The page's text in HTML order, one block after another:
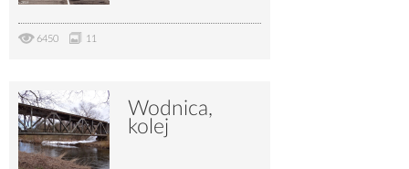
6450 11
Wodnica,
kolej